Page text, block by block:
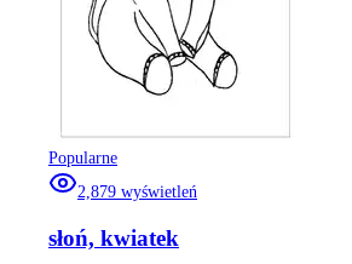
Popularne
2,879 wyświetleń
słoń, kwiatek